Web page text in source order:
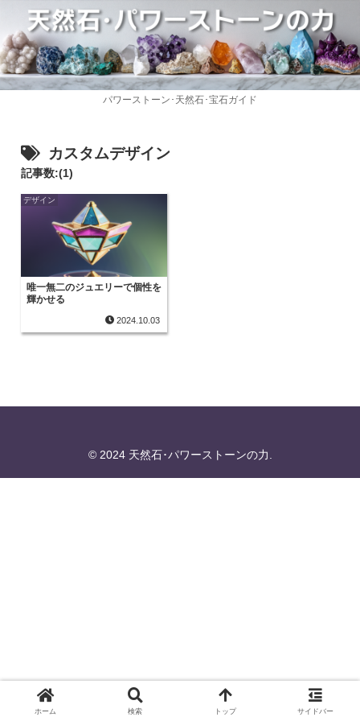
パワーストーン･天然石･宝石ガイド
カスタムデザイン
記事数:(1)
デザイン
唯一無二のジュエリーで個性を
輝かせる
2024.10.03
© 2024 天然石･パワーストーンの力.
ホーム 検索 トップ サイドバー